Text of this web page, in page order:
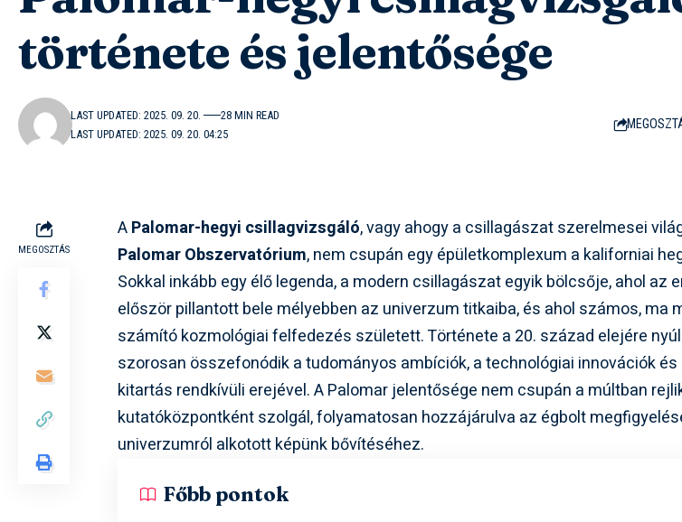
története és jelentősége
LAST UPDATED: 2025. 09. 20. 04:25
LAST UPDATED: 2025. 09. 20. 28 MIN READ
MEGOSZTÁS
APalomar-hegyi csillagvizsgáló, vagy ahogy a csillagászat szerelmesei
Palomar Obszervatórium, nem csupán egy épületkomplexum a kaliforniai
Sokkal inkább egy élő legenda, a modern csillagászat egyik bölcsője, ahol az
először pillantott bele mélyebben az univerzum titkaiba, és ahol számos, ma
számító kozmológiai felfedezés született. Története a 20. század elejére
szorosan összefonódik a tudományos ambíciók, a technológiai innovációk és
kitartás rendkívüli erejével. A Palomar jelentősége nem csupán a múltban
kutatóközpontként szolgál, folyamatosan hozzájárulva az égbolt
univerzumról alkotott képünk bővítéséhez.
Főbb pontok